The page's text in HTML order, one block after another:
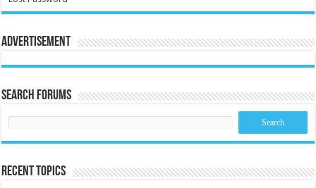
Advertisement
Search Forums
Recent Topics